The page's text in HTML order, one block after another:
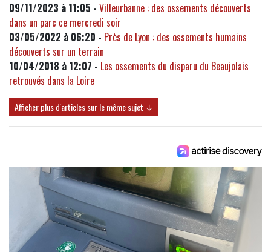
09/11/2023 à 11:05 - Villeurbanne : des ossements découverts
dans un parc ce mercredi soir
03/05/2022 à 06:20 - Près de Lyon : des ossements humains
découverts sur un terrain
10/04/2018 à 12:07 - Les ossements du disparu du Beaujolais
retrouvés dans la Loire
Afficher plus d'articles sur le même sujet ↓